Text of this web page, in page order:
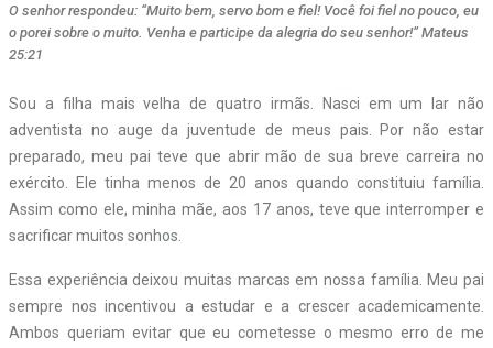
O senhor respondeu: “Muito bem, servo bom e fiel! Você foi fiel no pouco, eu
o porei sobre o muito. Venha e participe da alegria do seu senhor!” Mateus
25:21
Sou a filha mais velha de quatro irmãs. Nasci em um lar não
adventista no auge da juventude de meus pais. Por não estar
preparado, meu pai teve que abrir mão de sua breve carreira no
exército. Ele tinha menos de 20 anos quando constituiu família.
Assim como ele, minha mãe, aos 17 anos, teve que interromper e
sacrificar muitos sonhos.
Essa experiência deixou muitas marcas em nossa família. Meu pai
sempre nos incentivou a estudar e a crescer academicamente.
Ambos queriam evitar que eu cometesse o mesmo erro de me